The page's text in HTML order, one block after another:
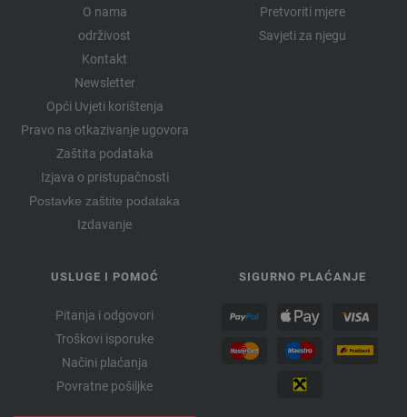
O nama
održivost
Kontakt
Newsletter
Opći Uvjeti korištenja
Pravo na otkazivanje ugovora
Zaštita podataka
Izjava o pristupačnosti
Postavke zaštite podataka
Izdavanje
Pretvoriti mjere
Savjeti za njegu
USLUGE I POMOĆ
Pitanja i odgovori
Troškovi isporuke
Načini plaćanja
Povratne pošiljke
SIGURNO PLAĆANJE